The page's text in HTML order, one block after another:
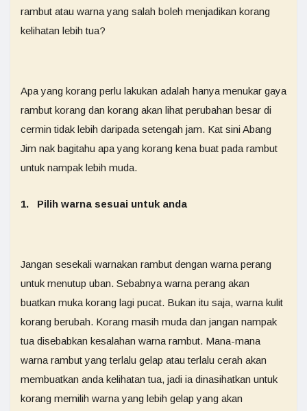
rambut atau warna yang salah boleh menjadikan korang
kelihatan lebih tua?
Apa yang korang perlu lakukan adalah hanya menukar gaya
rambut korang dan korang akan lihat perubahan besar di
cermin tidak lebih daripada setengah jam. Kat sini Abang
Jim nak bagitahu apa yang korang kena buat pada rambut
untuk nampak lebih muda.
1. Pilih warna sesuai untuk anda
Jangan sesekali warnakan rambut dengan warna perang
untuk menutup uban. Sebabnya warna perang akan
buatkan muka korang lagi pucat. Bukan itu saja, warna kulit
korang berubah. Korang masih muda dan jangan nampak
tua disebabkan kesalahan warna rambut. Mana-mana
warna rambut yang terlalu gelap atau terlalu cerah akan
membuatkan anda kelihatan tua, jadi ia dinasihatkan untuk
korang memilih warna yang lebih gelap yang akan